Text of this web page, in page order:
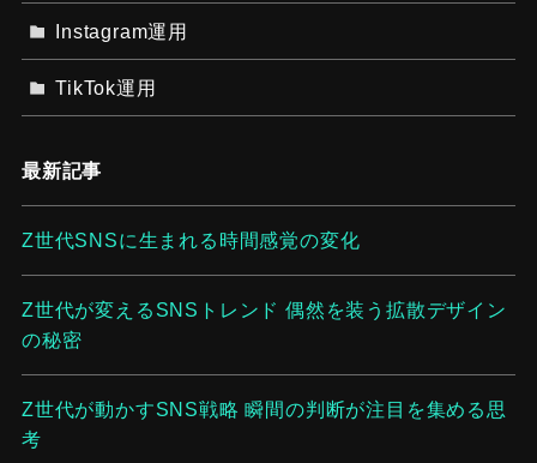
Instagram運用
TikTok運用
最新記事
Z世代SNSに生まれる時間感覚の変化
Z世代が変えるSNSトレンド 偶然を装う拡散デザイン
の秘密
Z世代が動かすSNS戦略 瞬間の判断が注目を集める思
考